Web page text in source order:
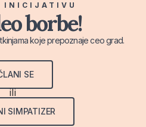
INICIJATIVU
borbe!
koje prepoznaje ceo grad.
SE
ili
SIMPATIZER